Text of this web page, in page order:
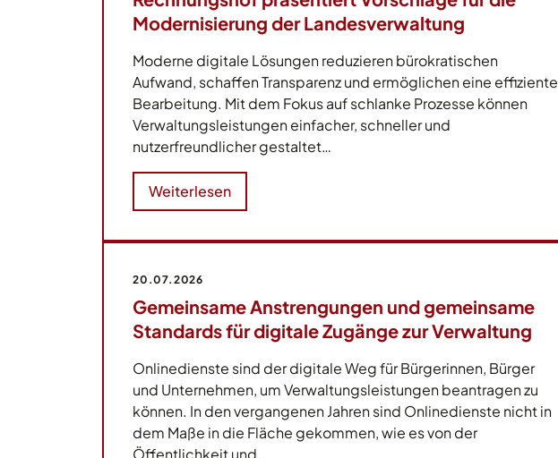
Modernisierung der Landesverwaltung
Moderne digitale Lösungen reduzieren bürokratischen
Aufwand, schaffen Transparenz und ermöglichen eine effiziente
Bearbeitung. Mit dem Fokus auf schlanke Prozesse können
Verwaltungsleistungen einfacher, schneller und
nutzerfreundlicher gestaltet…
Weiterlesen
20.07.2026
Gemeinsame Anstrengungen und gemeinsame
Standards für digitale Zugänge zur Verwaltung
Onlinedienste sind der digitale Weg für Bürgerinnen, Bürger
und Unternehmen, um Verwaltungsleistungen beantragen zu
können. In den vergangenen Jahren sind Onlinedienste nicht in
dem Maße in die Fläche gekommen, wie es von der
Öffentlichkeit und…